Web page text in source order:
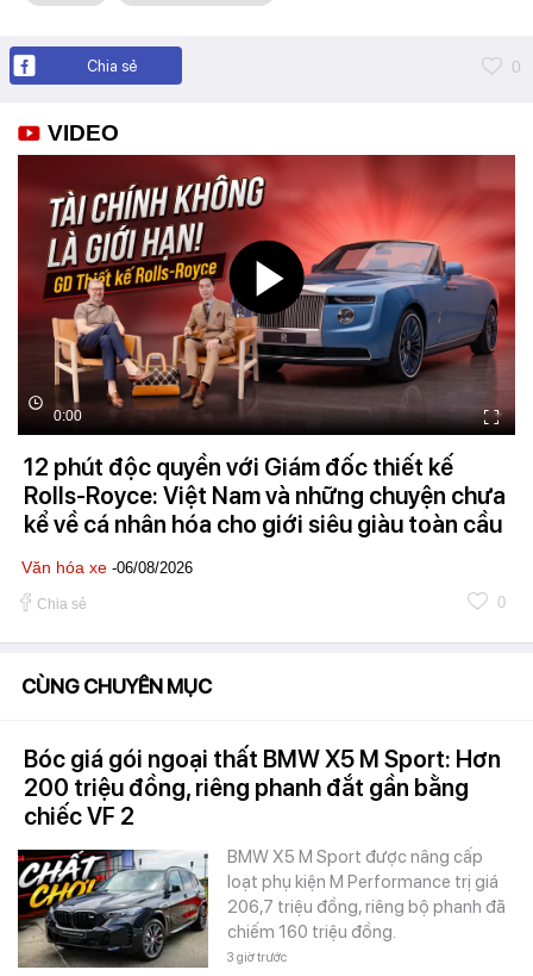
Chia sẻ 0
VIDEO
0:00
12 phút độc quyền với Giám đốc thiết kế
Rolls-Royce: Việt Nam và những chuyện chưa
kể về cá nhân hóa cho giới siêu giàu toàn cầu
Văn hóa xe -06/08/2026
Chia sẻ 0
CÙNG CHUYÊN MỤC
Bóc giá gói ngoại thất BMW X5 M Sport: Hơn
200 triệu đồng, riêng phanh đắt gần bằng
chiếc VF 2
BMW X5 M Sport được nâng cấp
loạt phụ kiện M Performance trị giá
206,7 triệu đồng, riêng bộ phanh đã
chiếm 160 triệu đồng.
3 giờ trước